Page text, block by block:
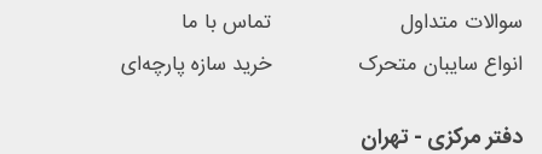
تماس با ما
سوالات متداول
خرید سازه پارچه‌ای
انواع سایبان متحرک
دفتر مرکزی - تهران